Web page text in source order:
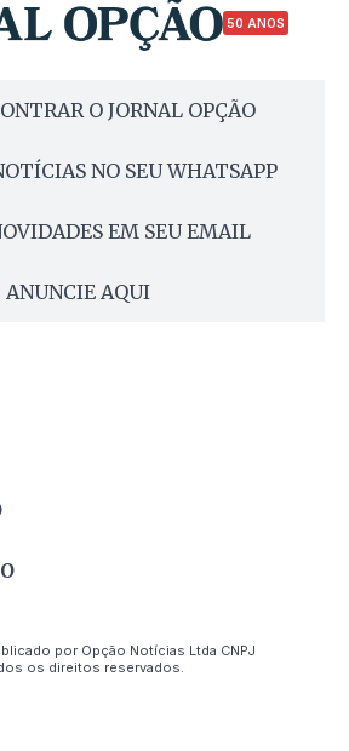
50 ANOS
O JORNAL OPÇÃO
NO SEU WHATSAPP
EM SEU EMAIL
ANUNCIE AQUI
por Opção Notícias Ltda CNPJ
os direitos reservados.